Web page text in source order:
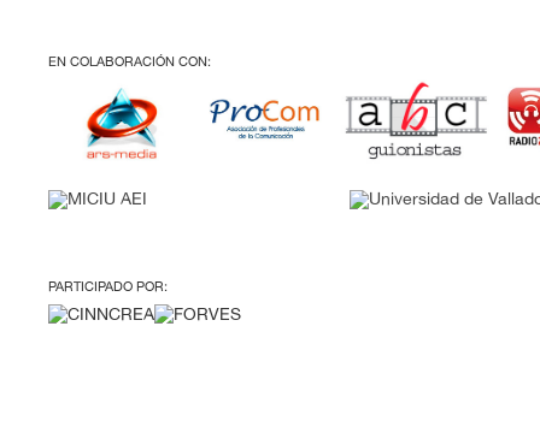
EN COLABORACIÓN CON:
PARTICIPADO POR: